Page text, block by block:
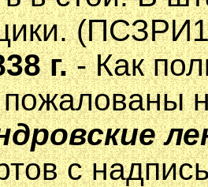
г.- Как
пожалованы
с